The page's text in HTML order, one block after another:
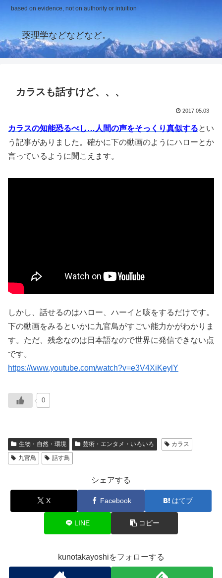
based on evidence, not on authority or intuition
薬理学などなどなど。
カラスも話すけど、、、
2017.05.03
カラスの知能恐るべし…人間の声をそっくり真似するとい
う記事がありました。確かに下の動画のようにハローとか
言っているように聞こえます。
しかし、話せるのはハロー、ハーイと咳をするだけです。
下の動画をみるといかに九官鳥がすごい能力かがわかりま
す。ただ、残念なのは日本語なので世界に発信できない点
です。
https://www.youtube.com/watch?v=e3V4XiKeylY
0
生物・自然・環境 芸術・エンタメ・いろいろ
カラス
九官鳥
話す鳥
シェアする
X Facebook はてブ
LINE コピー
kunotakayoshiをフォローする